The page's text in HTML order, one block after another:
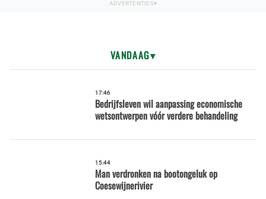
VANDAAG
17:46
Bedrijfsleven wil aanpassing economische
wetsontwerpen vóór verdere behandeling
15:44
Man verdronken na bootongeluk op
Coesewijnerivier